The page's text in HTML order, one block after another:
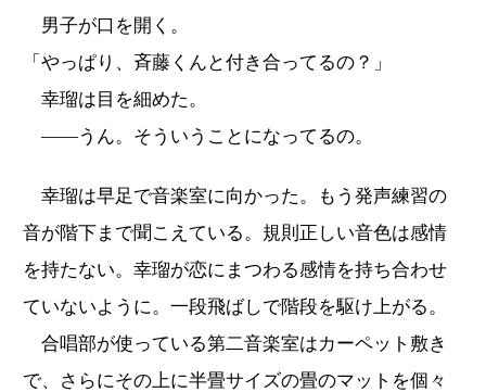
男子が口を開く。
「やっぱり、斉藤くんと付き合ってるの？」
幸瑠は目を細めた。
――うん。そういうことになってるの。
幸瑠は早足で音楽室に向かった。もう発声練習の
音が階下まで聞こえている。規則正しい音色は感情
を持たない。幸瑠が恋にまつわる感情を持ち合わせ
ていないように。一段飛ばしで階段を駆け上がる。
合唱部が使っている第二音楽室はカーペット敷き
で、さらにその上に半畳サイズの畳のマットを個々